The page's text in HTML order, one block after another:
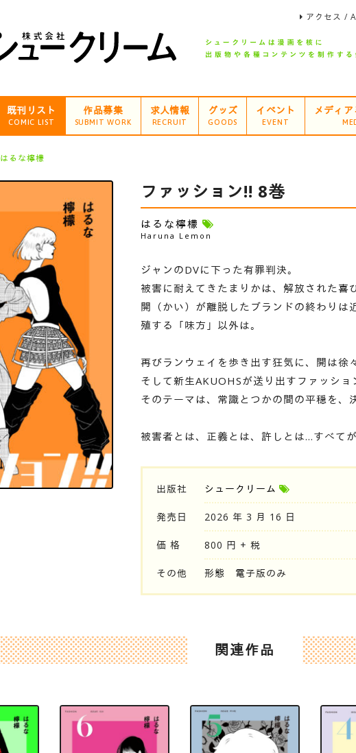
アクセス /
既刊リスト
COMIC LIST
作品募集
SUBMIT WORK
求人情報
RECRUIT
グッズ
GOODS
イベント
EVENT
メディ
はるな檸檬
ファッション!! 8巻
はるな檸檬
Haruna Lemon
ジャンのDVに下った有罪判決。
被害に耐えてきたまりかは、解放された喜
開（かい）が離脱したブランドの終わり
殖する「味方」以外は。
再びランウェイを歩き出す狂気に、開は徐
そして新生AKUOHSが送り出すファッショ
そのテーマは、常識とつかの間の平穏を、
被害者とは、正義とは、許しとは…すべて
出版社 シュークリーム
発売日 2026 年 3 月 16 日
価 格 800 円 + 税
その他 形態 電子版のみ
関連作品